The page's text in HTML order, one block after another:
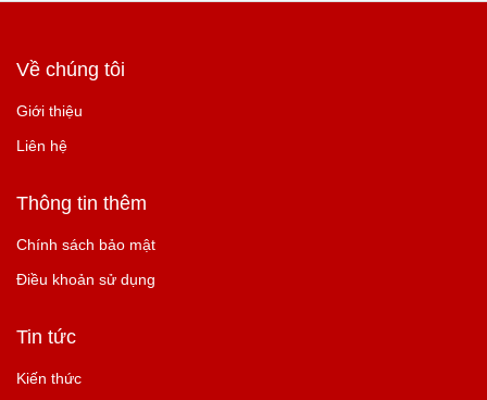
Về chúng tôi
Giới thiệu
Liên hệ
Thông tin thêm
Chính sách bảo mật
Điều khoản sử dụng
Tin tức
Kiến thức